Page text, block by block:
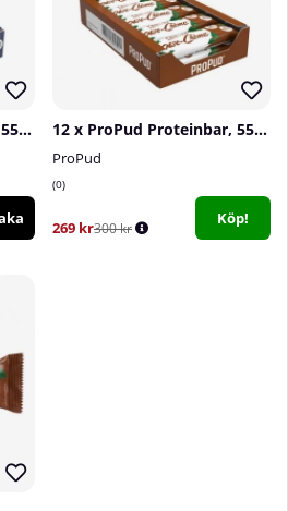
12 x ProPud Proteinbar, 55 g (Kolakaka) 12 x ProPud Proteinbar, 55 g (Nöt-Créme)
ProPud
0
269 kr300 kr
Köp!